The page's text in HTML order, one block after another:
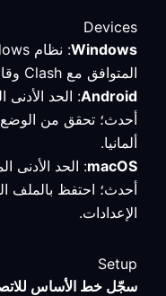
Devices
Windows
المتوافق مع Clash وقارن المسار المحدد باتصال مباشر.
Android
أحدث؛ تحقق من الوضع
ألمانيا.
macOS
أحدث؛ احتفظ بالملف
الإعدادات.
Setup
سجّل خط الأساس